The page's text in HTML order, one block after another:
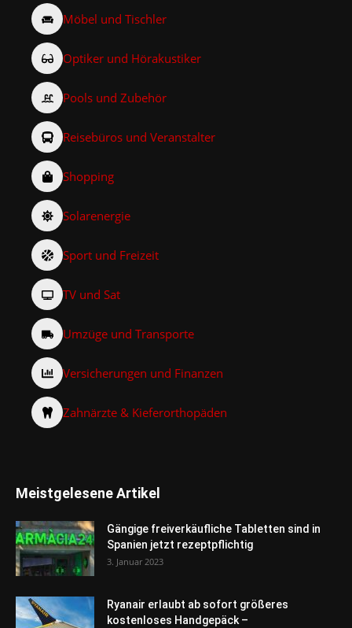
Möbel und Tischler
Optiker und Hörakustiker
Pools und Zubehör
Reisebüros und Veranstalter
Shopping
Solarenergie
Sport und Freizeit
TV und Sat
Umzüge und Transporte
Versicherungen und Finanzen
Zahnärzte & Kieferorthopäden
Meistgelesene Artikel
Gängige freiverkäufliche Tabletten sind in
Spanien jetzt rezeptpflichtig
3. Januar 2023
Ryanair erlaubt ab sofort größeres
kostenloses Handgepäck –